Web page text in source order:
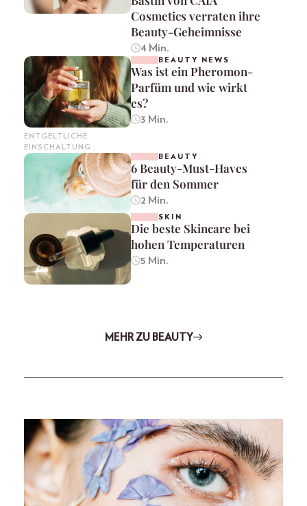
Cosmetics verraten ihre
Beauty-Geheimnisse
4 Min.
ENTGELTLICHE
EINSCHALTUNG
BEAUTY NEWS
Was ist ein Pheromon-
Parfüm und wie wirkt
es?
3 Min.
BEAUTY
6 Beauty-Must-Haves
für den Sommer
2 Min.
SKIN
Die beste Skincare bei
hohen Temperaturen
5 Min.
MEHR ZU BEAUTY